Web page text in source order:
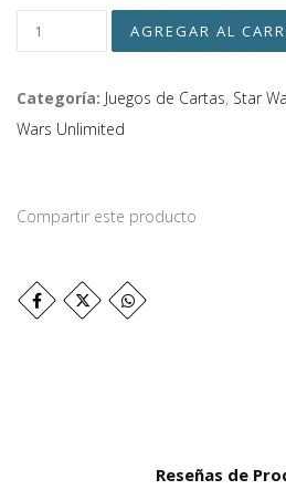
Categoría: Juegos de Cartas, Star
Wars Unlimited
Compartir este producto
Reseñas de